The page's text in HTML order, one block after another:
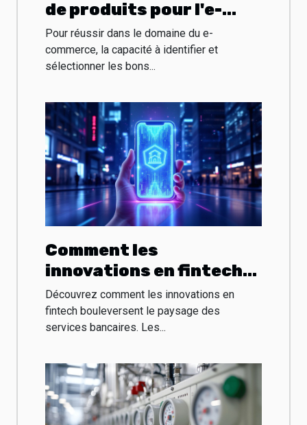
de produits pour l'e-
commerce : Stratégies
et outils
Pour réussir dans le domaine du e-
commerce, la capacité à identifier et
sélectionner les bons...
Comment les
innovations en fintech
transforment-elles les
services bancaires ?
Découvrez comment les innovations en
fintech bouleversent le paysage des
services bancaires. Les...